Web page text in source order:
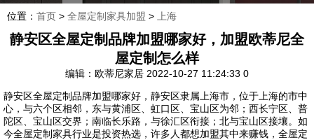
位置： 首页 > 全屋定制家具加盟 > 上海
静安区全屋定制品牌加盟哪家好，加盟欧蒂尼全
屋定制怎么样
编辑：欧蒂尼家居 2022-10-27 11:24:33 0
静安区全屋定制品牌加盟哪家好，静安区隶属上海市，位于上海的市中
心，与六个区相邻，东与黄浦区、虹口区、宝山区为邻；西长宁区、普
陀区、宝山区交界；南临长乐路，与徐汇区衔接；北与宝山区接壤。如
今全屋定制家具行业是投资热选，许多人都想加盟其中来赚钱，全屋定